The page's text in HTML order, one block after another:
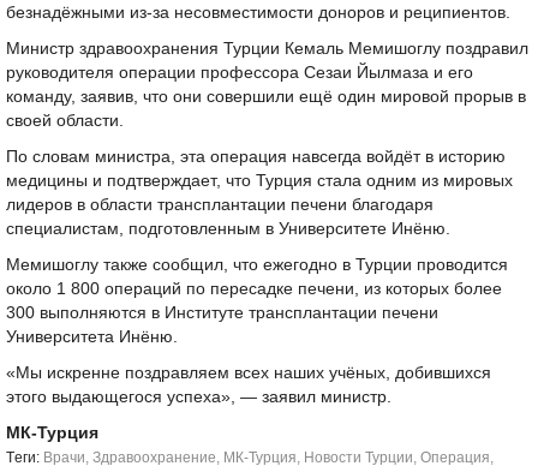
безнадёжными из-за несовместимости доноров и реципиентов.
Министр здравоохранения Турции Кемаль Мемишоглу поздравил
руководителя операции профессора Сезаи Йылмаза и его
команду, заявив, что они совершили ещё один мировой прорыв в
своей области.
По словам министра, эта операция навсегда войдёт в историю
медицины и подтверждает, что Турция стала одним из мировых
лидеров в области трансплантации печени благодаря
специалистам, подготовленным в Университете Инёню.
Мемишоглу также сообщил, что ежегодно в Турции проводится
около 1 800 операций по пересадке печени, из которых более
300 выполняются в Институте трансплантации печени
Университета Инёню.
«Мы искренне поздравляем всех наших учёных, добившихся
этого выдающегося успеха», — заявил министр.
МК-Турция
Tеги: Врачи, Здравоохранение, МК-Турция, Новости Турции, Операция,